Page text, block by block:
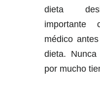
dieta
importante
médico
dieta. Nunca
por mucho